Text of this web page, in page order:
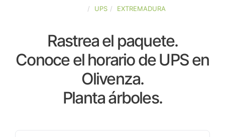
UPS EXTREMADURA
Rastrea el paquete.
Conoce el horario de UPS en
Olivenza.
Planta árboles.